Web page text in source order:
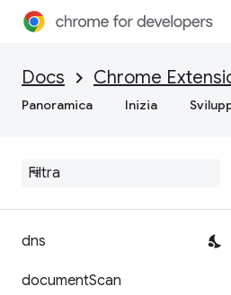
Docs Chrome
Panoramica Inizia
devtools.network
devtools
dns
documentScan